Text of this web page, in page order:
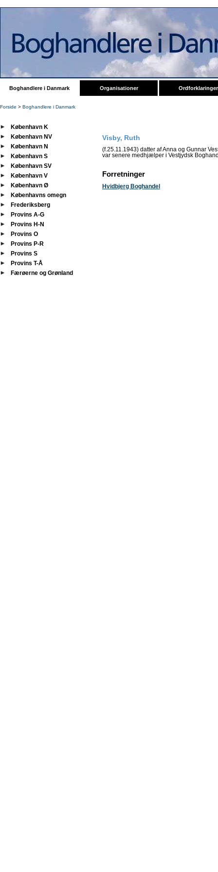
Boghandlere i Danmark Organisationer Ordforklaringer
Forside > Boghandlere i Danmark
København K
København NV
København N
København S
København SV
København V
København Ø
Københavns omegn
Frederiksberg
Provins A-G
Provins H-N
Provins O
Provins P-R
Provins S
Provins T-Å
Færøerne og Grønland
Visby, Ruth
(f.25.11.1943) datter af Anna og Gunnar
var senere medhjælper i Vestjydsk
Forretninger
Hvidbjerg Boghandel